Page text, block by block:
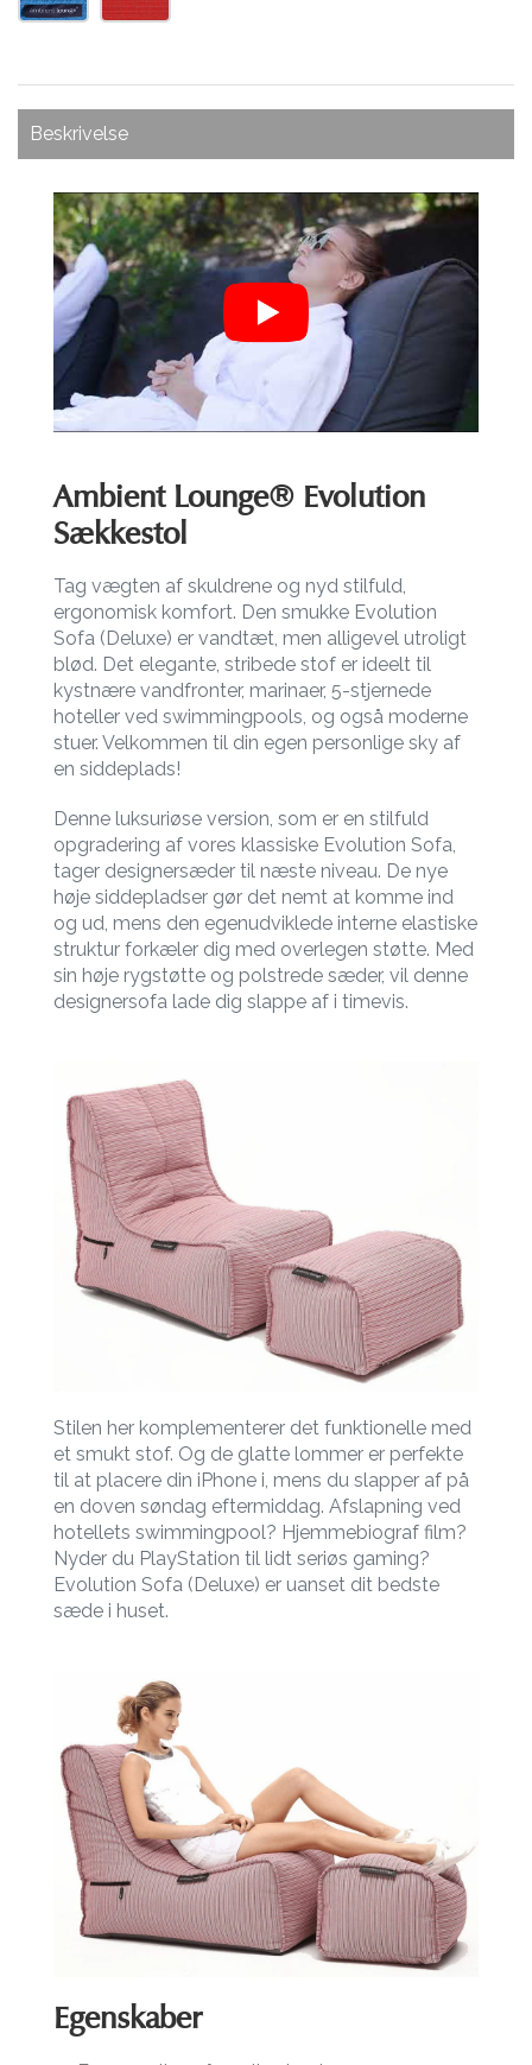
Beskrivelse
Ambient Lounge® Evolution
Sækkestol
Tag vægten af skuldrene og nyd stilfuld,
ergonomisk komfort. Den smukke Evolution
Sofa (Deluxe) er vandtæt, men alligevel utroligt
blød. Det elegante, stribede stof er ideelt til
kystnære vandfronter, marinaer, 5-stjernede
hoteller ved swimmingpools, og også moderne
stuer. Velkommen til din egen personlige sky af
en siddeplads!
Denne luksuriøse version, som er en stilfuld
opgradering af vores klassiske Evolution Sofa,
tager designersæder til næste niveau. De nye
høje siddepladser gør det nemt at komme ind
og ud, mens den egenudviklede interne elastiske
struktur forkæler dig med overlegen støtte. Med
sin høje rygstøtte og polstrede sæder, vil denne
designersofa lade dig slappe af i timevis.
Stilen her komplementerer det funktionelle med
et smukt stof. Og de glatte lommer er perfekte
til at placere din iPhone i, mens du slapper af på
en doven søndag eftermiddag. Afslapning ved
hotellets swimmingpool? Hjemmebiograf film?
Nyder du PlayStation til lidt seriøs gaming?
Evolution Sofa (Deluxe) er uanset dit bedste
sæde i huset.
Egenskaber